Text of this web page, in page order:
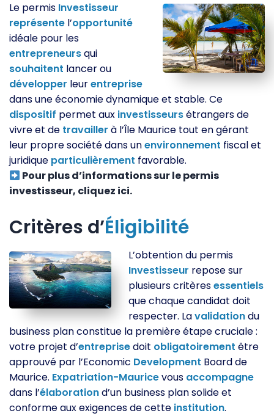
Le permis Investisseur
représente l’opportunité
idéale pour les
entrepreneursqui
souhaitent lancer ou
développer leurentreprise
dans une économie dynamique et stable. Ce
dispositif permet aux investisseursétrangers de
vivre et de travailler à l’Île Maurice tout en gérant
leur propre société dans unenvironnement fiscal et
juridique particulièrement favorable.
Pour plus d’informations sur le permis
investisseur, cliquez ici.
Critères d’Éligibilité
L’obtention du permis
Investisseur repose sur
plusieurs critèresessentiels
que chaque candidat doit
respecter. Lavalidationdu
business plan constitue la première étape cruciale :
votre projet d’entreprisedoit obligatoirement être
approuvé par l’Economic Development Board de
Maurice. Expatriation-Mauricevous accompagne
dans l’élaborationd’un business plan solide et
conforme aux exigences de cette institution.